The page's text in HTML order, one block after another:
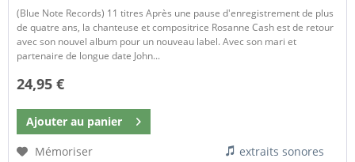
(Blue Note Records) 11 titres Après une pause d'enregistrement de plus
de quatre ans, la chanteuse et compositrice Rosanne Cash est de retour
avec son nouvel album pour un nouveau label. Avec son mari et
partenaire de longue date John...
24,95 €
Ajouter au panier
Mémoriser
extraits sonores